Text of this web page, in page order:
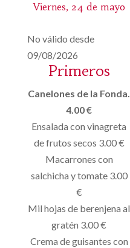
Viernes, 24 de mayo
No válido desde
09/08/2026
Primeros
Canelones de la Fonda.
4.00 €
Ensalada con vinagreta
de frutos secos 3.00 €
Macarrones con
salchicha y tomate 3.00
€
Mil hojas de berenjena al
gratén 3.00 €
Crema de guisantes con